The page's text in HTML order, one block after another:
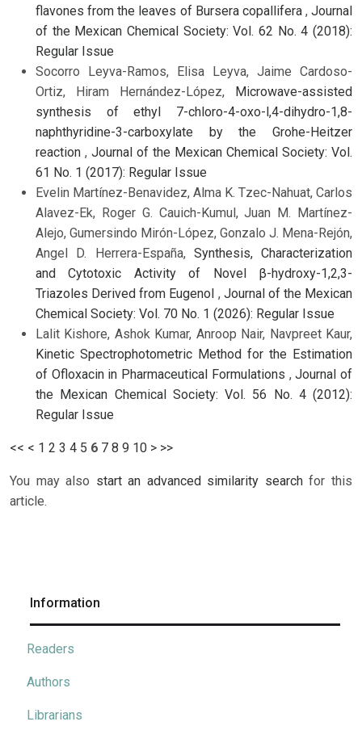
flavones from the leaves of Bursera copallifera , Journal
of the Mexican Chemical Society: Vol. 62 No. 4 (2018):
Regular Issue
Socorro Leyva-Ramos, Elisa Leyva, Jaime Cardoso-
Ortiz, Hiram Hernández-López,
Microwave-assisted
synthesis of ethyl 7-chloro-4-oxo-l,4-dihydro-1,8-
naphthyridine-3-carboxylate by the Grohe-Heitzer
reaction , Journal of the Mexican Chemical Society: Vol.
61 No. 1 (2017): Regular Issue
Evelin Martínez-Benavidez, Alma K. Tzec-Nahuat, Carlos
Alavez-Ek, Roger G. Cauich-Kumul, Juan M. Martínez-
Alejo, Gumersindo Mirón-López, Gonzalo J. Mena-Rejón,
Angel D. Herrera-España, Synthesis, Characterization
and Cytotoxic Activity of Novel β-hydroxy-1,2,3-
Triazoles Derived from Eugenol , Journal of the Mexican
Chemical Society: Vol. 70 No. 1 (2026): Regular Issue
Lalit Kishore, Ashok Kumar, Anroop Nair, Navpreet Kaur,
Kinetic Spectrophotometric Method for the Estimation
of Ofloxacin in Pharmaceutical Formulations ,Journal of
the Mexican Chemical Society: Vol. 56 No. 4 (2012):
Regular Issue
<< < 1 2 3 4 5 6 7 8 9 10 > >>
You may also start an advanced similarity searchfor this
article.
Information
Readers
Authors
Librarians